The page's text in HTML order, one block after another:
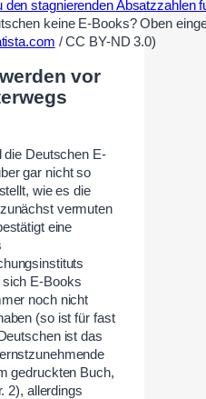
keine E-Books? Oben
/ CC BY-ND 3.0)
vor
die Deutschen E-
gar nicht so
wie es die
vermuten
eine
E-Books
noch nicht
(so ist für fast
ist das
gedruckten Buch,
2), allerdings